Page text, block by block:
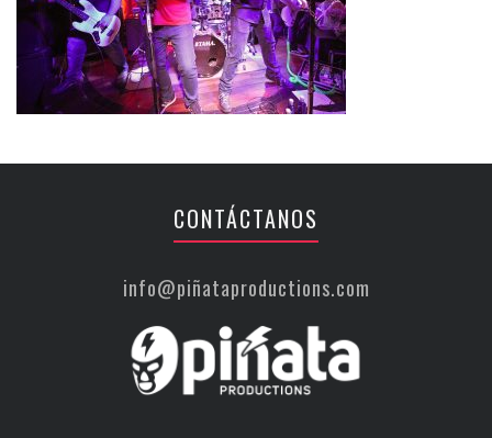
CONTÁCTANOS
info@piñataproductions.com